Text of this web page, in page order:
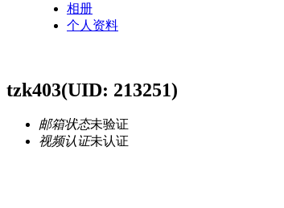
相册
个人资料
tzk403(UID: 213251)
邮箱状态未验证
视频认证未认证